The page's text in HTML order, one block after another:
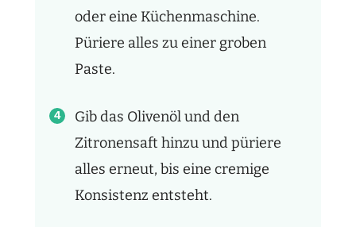
oder eine Küchenmaschine.
Püriere alles zu einer groben
Paste.
Gib das Olivenöl und den
Zitronensaft hinzu und püriere
alles erneut, bis eine cremige
Konsistenz entsteht.